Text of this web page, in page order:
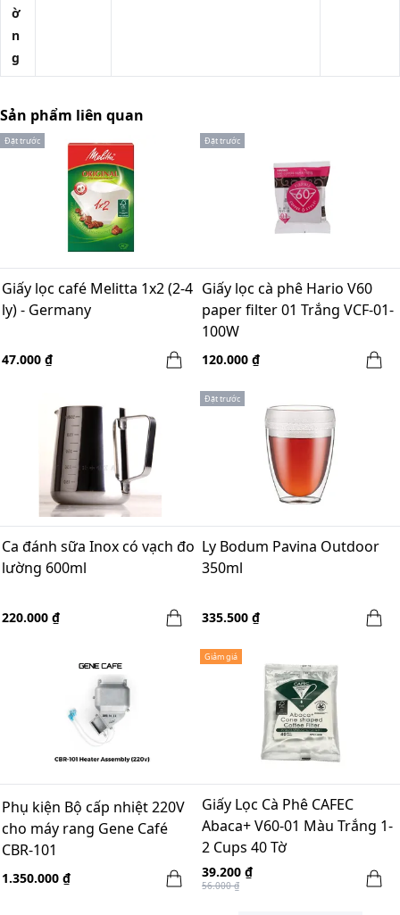
ờ
n
g
Sản phẩm liên quan
Đặt trước
Giấy lọc café Melitta 1x2 (2-4
ly) - Germany
47.000 ₫
Đặt trước
Giấy lọc cà phê Hario V60
paper filter 01 Trắng VCF-01-
100W
120.000 ₫
Ca đánh sữa Inox có vạch đo
lường 600ml
220.000 ₫
Đặt trước
Ly Bodum Pavina Outdoor
350ml
335.500 ₫
Phụ kiện Bộ cấp nhiệt 220V
cho máy rang Gene Café
CBR-101
1.350.000 ₫
Giảm giá
Giấy Lọc Cà Phê CAFEC
Abaca+ V60-01 Màu Trắng 1-
2 Cups 40 Tờ
39.200 ₫
56.000 ₫